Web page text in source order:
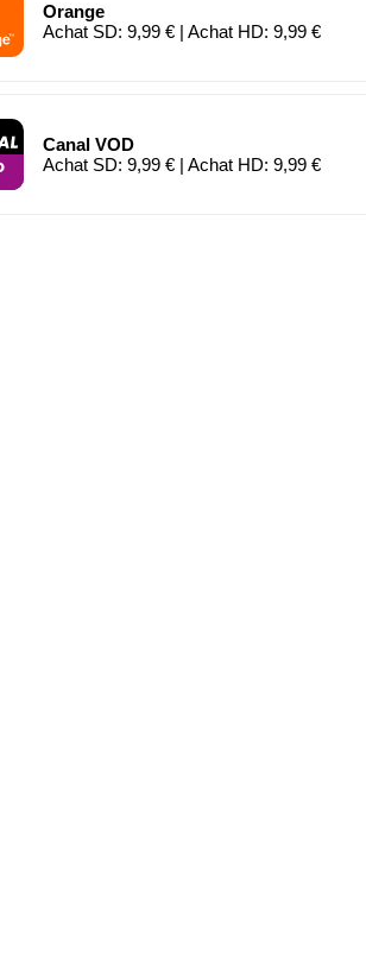
Orange
Achat SD: 9,99 € | Achat HD: 9,99 €
Canal VOD
Achat SD: 9,99 € | Achat HD: 9,99 €